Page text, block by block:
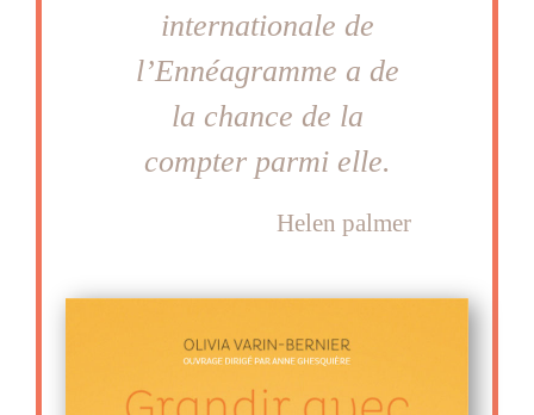
internationale de
l’Ennéagramme a de
la chance de la
compter parmi elle.
Helen palmer